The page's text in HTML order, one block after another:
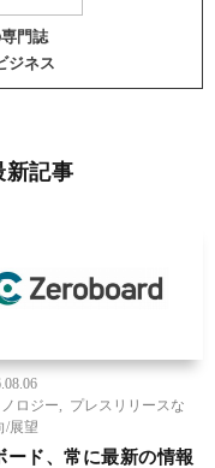
門誌
ジネス
新記事
ロジー
プレスリリースな
/展望
ード、常に最新の情報